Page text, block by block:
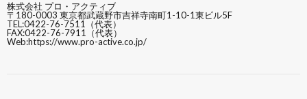
株式会社 プロ・アクティブ
〒180-0003 東京都武蔵野市吉祥寺南町1-10-1東ビル5F
TEL:0422-76-7511（代表）
FAX:0422-76-7911（代表）
Web:https://www.pro-active.co.jp/